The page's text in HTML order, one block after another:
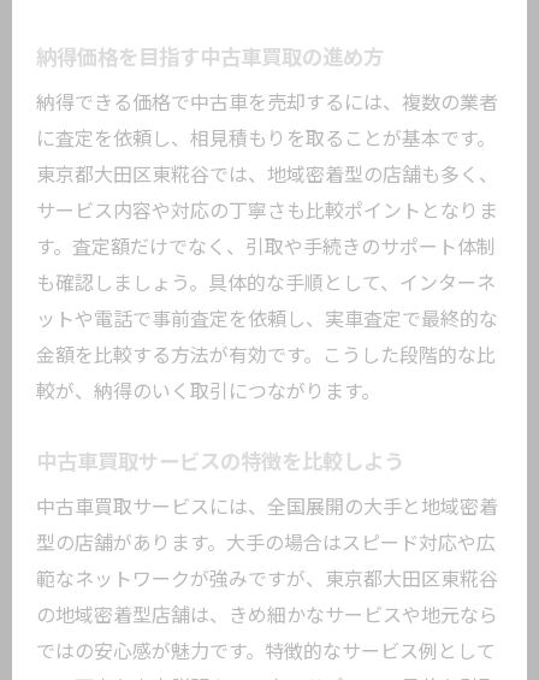
納得価格を目指す中古車買取の進め方
納得できる価格で中古車を売却するには、複数の業者
に査定を依頼し、相見積もりを取ることが基本です。
東京都大田区東糀谷では、地域密着型の店舗も多く、
サービス内容や対応の丁寧さも比較ポイントとなりま
す。査定額だけでなく、引取や手続きのサポート体制
も確認しましょう。具体的な手順として、インターネ
ットや電話で事前査定を依頼し、実車査定で最終的な
金額を比較する方法が有効です。こうした段階的な比
較が、納得のいく取引につながります。
中古車買取サービスの特徴を比較しよう
中古車買取サービスには、全国展開の大手と地域密着
型の店舗があります。大手の場合はスピード対応や広
範なネットワークが強みですが、東京都大田区東糀谷
の地域密着型店舗は、きめ細かなサービスや地元なら
ではの安心感が魅力です。特徴的なサービス例として